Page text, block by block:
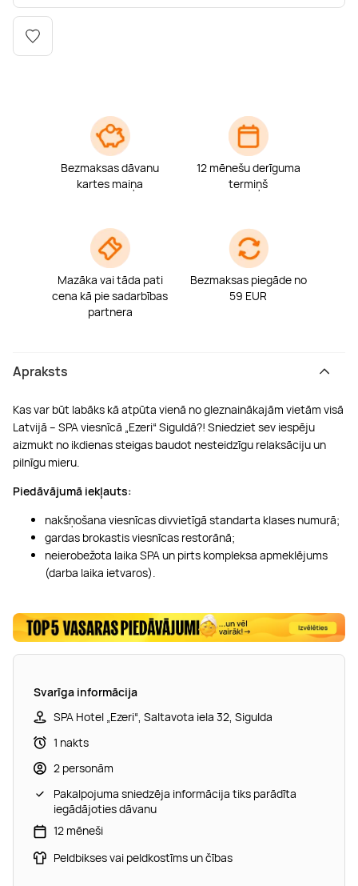
Boulderings
Piedzīvojumu parki
Citas ūdens izklaides
Mūzikas nodarbības
Tetovēšanas salons
Procedūras vīriešiem
Bezmaksas dāvanu
kartes maiņa
12 mēnešu derīguma
termiņš
Mazāka vai tāda pati
cena kā pie sadarbības
partnera
Bezmaksas piegāde no
59 EUR
Apraksts
Kas var būt labāks kā atpūta vienā no gleznainākajām vietām visā
Latvijā – SPA viesnīcā „Ezeri“ Siguldā?! Sniedziet sev iespēju
aizmukt no ikdienas steigas baudot nesteidzīgu relaksāciju un
pilnīgu mieru.
Piedāvājumā iekļauts:
nakšņošana viesnīcas divvietīgā standarta klases numurā;
gardas brokastis viesnīcas restorānā;
neierobežota laika SPA un pirts kompleksa apmeklējums
(darba laika ietvaros).
Svarīga informācija
SPA Hotel „Ezeri“, Saltavota iela 32, Sigulda
1 nakts
2 personām
Pakalpojuma sniedzēja informācija tiks parādīta
iegādājoties dāvanu
12 mēneši
Peldbikses vai peldkostīms un čības